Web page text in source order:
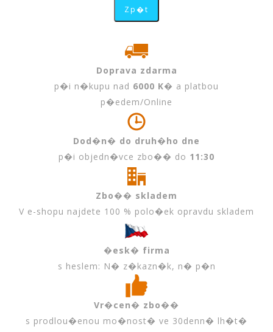
Doprava zdarma
p�i n�kupu nad 6000 K� a platbou
p�edem/Online
Dod�n� do druh�ho dne
p�i objedn�vce zbo�� do 11:30
Zbo�� skladem
V e-shopu najdete 100 % polo�ek opravdu skladem
�esk� firma
s heslem: N� z�kazn�k, n� p�n
Vr�cen� zbo��
s prodlou�enou mo�nost� ve 30denn� lh�t�